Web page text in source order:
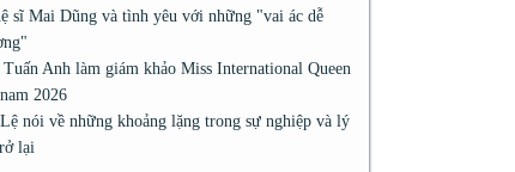
sĩ Mai Dũng và tình yêu với những "vai ác dễ
Anh làm giám khảo Miss International Queen
2026
nói về những khoảng lặng trong sự nghiệp và lý
lại